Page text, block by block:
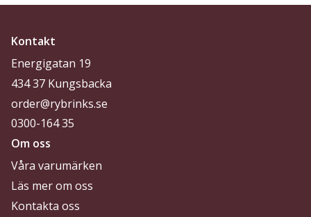
Kontakt
Energigatan 19
434 37 Kungsbacka
order@rybrinks.se
0300-164 35
Om oss
Våra varumärken
Läs mer om oss
Kontakta oss